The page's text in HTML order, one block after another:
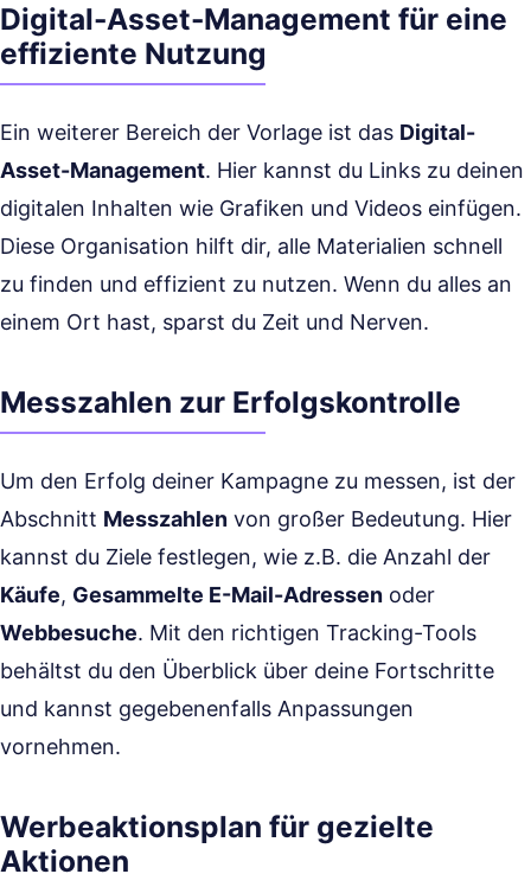
Digital-Asset-Management für eine
effiziente Nutzung
Ein weiterer Bereich der Vorlage ist das Digital-
Asset-Management. Hier kannst du Links zu deinen
digitalen Inhalten wie Grafiken und Videos einfügen.
Diese Organisation hilft dir, alle Materialien schnell
zu finden und effizient zu nutzen. Wenn du alles an
einem Ort hast, sparst du Zeit und Nerven.
Messzahlen zur Erfolgskontrolle
Um den Erfolg deiner Kampagne zu messen, ist der
Abschnitt Messzahlen von großer Bedeutung. Hier
kannst du Ziele festlegen, wie z.B. die Anzahl der
Käufe, Gesammelte E-Mail-Adressen oder
Webbesuche. Mit den richtigen Tracking-Tools
behältst du den Überblick über deine Fortschritte
und kannst gegebenenfalls Anpassungen
vornehmen.
Werbeaktionsplan für gezielte
Aktionen